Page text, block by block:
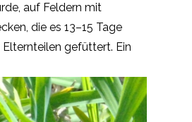
auf Feldern mit
die es 13–15 Tage
gefüttert. Ein